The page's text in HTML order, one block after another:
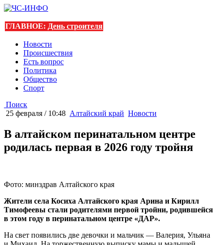
ГЛАВНОЕ: День строителя
Новости
Происшествия
Есть вопрос
Политика
Общество
Спорт
Поиск
25 февраля / 10:48 Алтайский край Новости
В алтайском перинатальном центре
родилась первая в 2026 году тройня
Фото: минздрав Алтайского края
Жители села Косиха Алтайского края Арина и Кирилл
Тимофеевы стали родителями первой тройни, родившейся
в этом году в перинатальном центре «ДАР».
На свет появились две девочки и мальчик — Валерия, Ульяна